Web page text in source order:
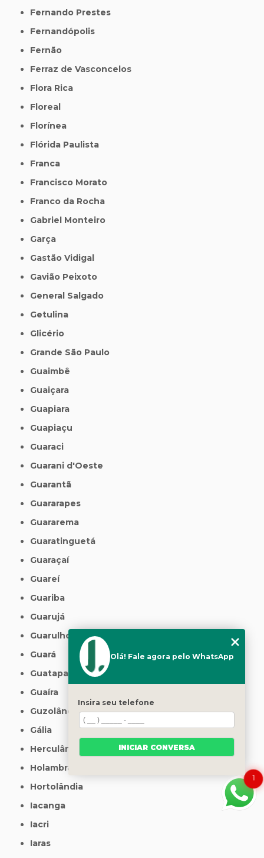
Fernando Prestes
Fernandópolis
Fernão
Ferraz de Vasconcelos
Flora Rica
Floreal
Florínea
Flórida Paulista
Franca
Francisco Morato
Franco da Rocha
Gabriel Monteiro
Garça
Gastão Vidigal
Gavião Peixoto
General Salgado
Getulina
Glicério
Grande São Paulo
Guaimbê
Guaiçara
Guapiara
Guapiaçu
Guaraci
Guarani d'Oeste
Guarantã
Guararapes
Guararema
Guaratinguetá
Guaraçaí
Guareí
Guariba
Guarujá
Guarulhos
Guará
Guatapará
Guaíra
Guzolândia
Gália
Herculândia
Holambra
Hortolândia
Iacanga
Iacri
Iaras
1
Olá! Fale agora pelo WhatsApp
Insira seu telefone
INICIAR CONVERSA